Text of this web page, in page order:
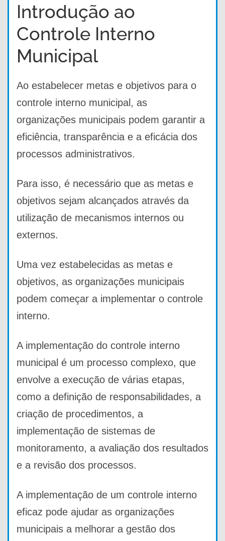
Introdução ao
Controle Interno
Municipal
Ao estabelecer metas e objetivos para o
controle interno municipal, as
organizações municipais podem garantir a
eficiência, transparência e a eficácia dos
processos administrativos.
Para isso, é necessário que as metas e
objetivos sejam alcançados através da
utilização de mecanismos internos ou
externos.
Uma vez estabelecidas as metas e
objetivos, as organizações municipais
podem começar a implementar o controle
interno.
A implementação do controle interno
municipal é um processo complexo, que
envolve a execução de várias etapas,
como a definição de responsabilidades, a
criação de procedimentos, a
implementação de sistemas de
monitoramento, a avaliação dos resultados
e a revisão dos processos.
A implementação de um controle interno
eficaz pode ajudar as organizações
municipais a melhorar a gestão dos